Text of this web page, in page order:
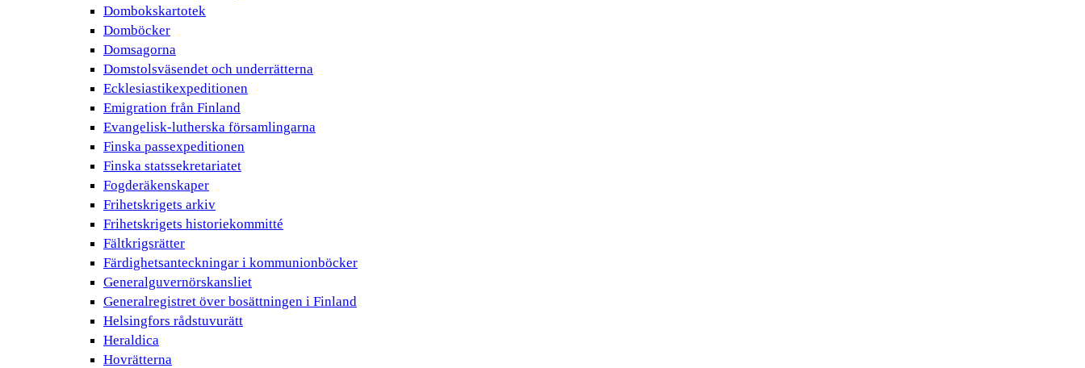
Dombokskartotek
Domböcker
Domsagorna
Domstolsväsendet och underrätterna
Ecklesiastikexpeditionen
Emigration från Finland
Evangelisk-lutherska församlingarna
Finska passexpeditionen
Finska statssekretariatet
Fogderäkenskaper
Frihetskrigets arkiv
Frihetskrigets historiekommitté
Fältkrigsrätter
Färdighetsanteckningar i kommunionböcker
Generalguvernörskansliet
Generalregistret över bosättningen i Finland
Helsingfors rådstuvurätt
Heraldica
Hovrätterna